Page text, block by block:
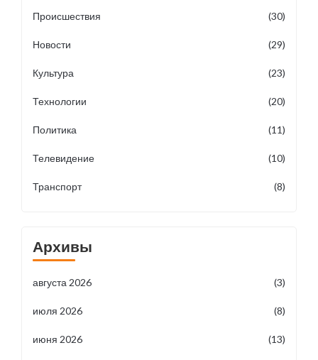
Происшествия (30)
Новости (29)
Культура (23)
Технологии (20)
Политика (11)
Телевидение (10)
Транспорт (8)
Архивы
августа 2026 (3)
июля 2026 (8)
июня 2026 (13)